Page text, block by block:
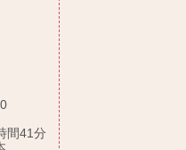
間41分